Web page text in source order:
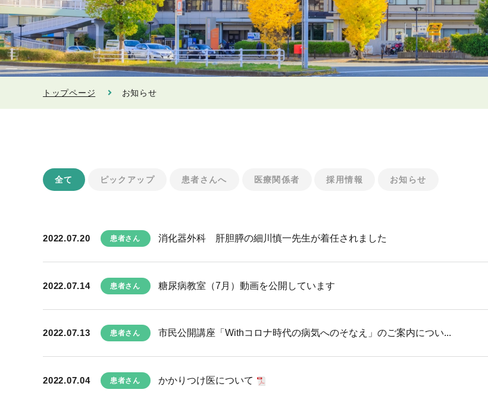
トップページ お知らせ
全て ピックアップ 患者さんへ 医療関係者 採用情報 お知らせ
2022.07.20 患者さん 消化器外科 肝胆膵の細川慎一先生が着任されました
2022.07.14 患者さん 糖尿病教室（7月）動画を公開しています
2022.07.13 患者さん 市民公開講座「Withコロナ時代の病気へのそなえ」のご案内につい...
2022.07.04 患者さん かかりつけ医について